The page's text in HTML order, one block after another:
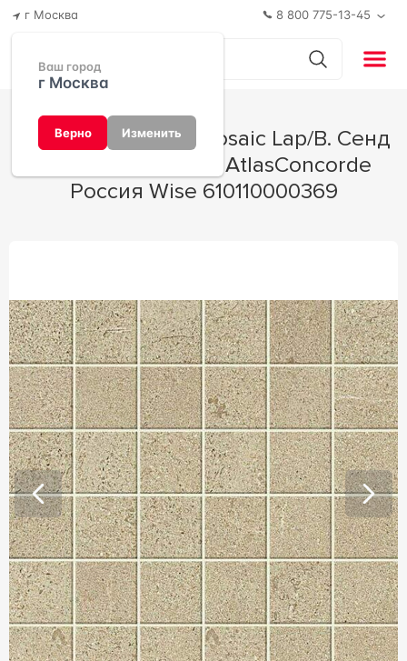
г Москва
Ваш город
г Москва
Верно Изменить
8 800 775-13-45
Мозаика Лаппато AtlasConcorde
Россия Wise 610110000369